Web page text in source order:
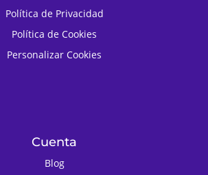
Política de Privacidad
Política de Cookies
Personalizar Cookies
Cuenta
Blog